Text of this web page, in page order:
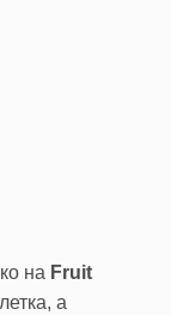
на Fruit
а